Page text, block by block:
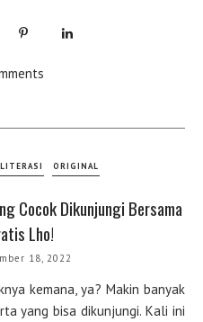
LITERASI ORIGINAL
Cocok Dikunjungi Bersama
Lho!
18, 2022
kemana, ya? Makin banyak
yang bisa dikunjungi. Kali ini